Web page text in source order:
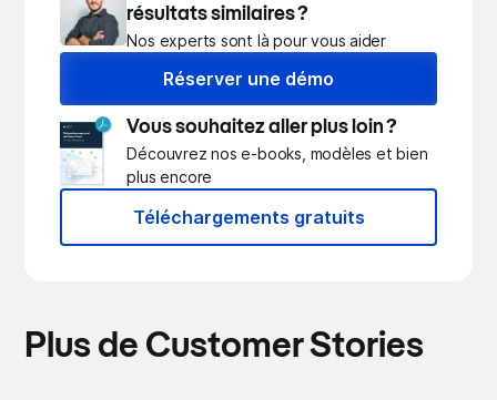
résultats similaires ?
Nos experts sont là pour vous aider
Réserver une démo
Vous souhaitez aller plus loin ?
Découvrez nos e-books, modèles et bien
plus encore
Téléchargements gratuits
Plus de Customer Stories